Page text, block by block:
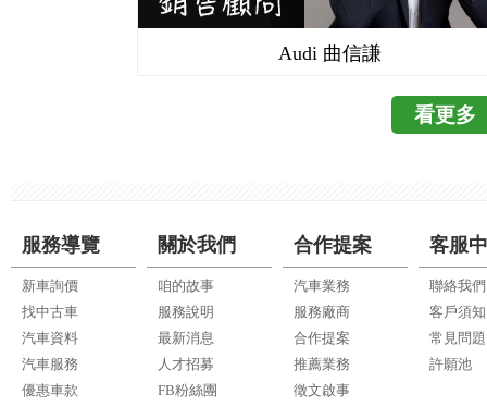
Audi 曲信謙
看更多
服務導覽
新車詢價
找中古車
汽車資料
汽車服務
優惠車款
關於我們
咱的故事
服務說明
最新消息
人才招募
FB粉絲團
合作提案
汽車業務
服務廠商
合作提案
推薦業務
徵文啟事
客服
聯絡我們
客戶須知
常見問題
許願池